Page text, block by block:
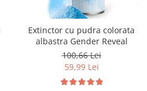
Extinctor cu pudra colorata
albastra Gender Reveal
100,66 Lei
59,99 Lei